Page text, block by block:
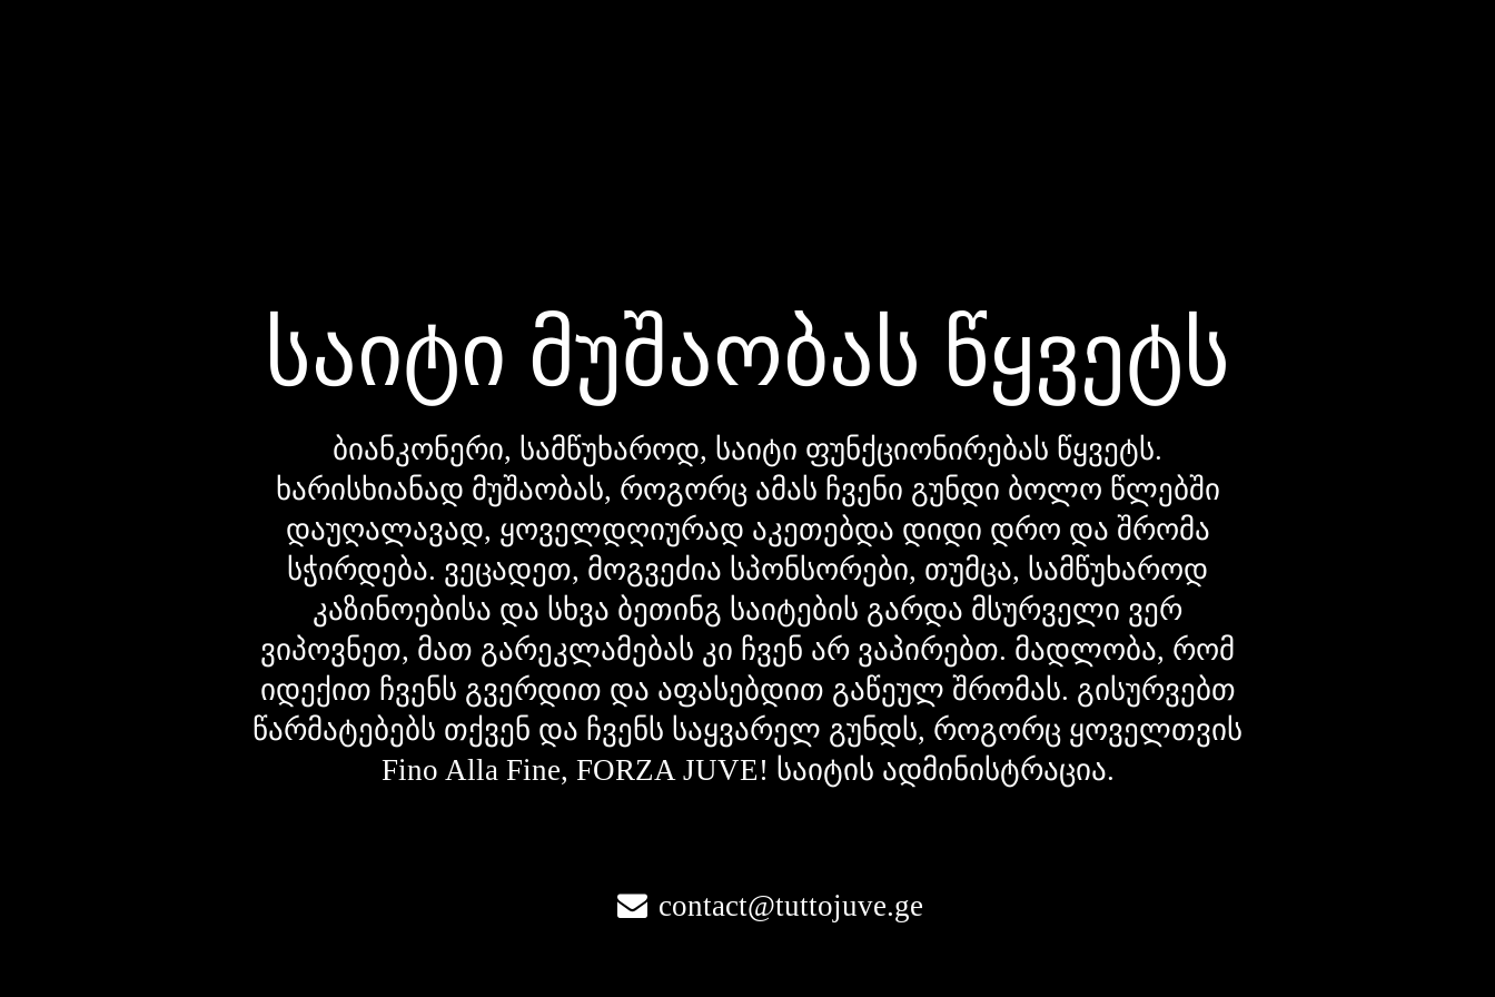
საიტი მუშაობას წყვეტს
ბიანკონერი, სამწუხაროდ, საიტი ფუნქციონირებას წყვეტს.
ხარისხიანად მუშაობას, როგორც ამას ჩვენი გუნდი ბოლო წლებში
დაუღალავად, ყოველდღიურად აკეთებდა დიდი დრო და შრომა
სჭირდება. ვეცადეთ, მოგვეძია სპონსორები, თუმცა, სამწუხაროდ
კაზინოებისა და სხვა ბეთინგ საიტების გარდა მსურველი ვერ
ვიპოვნეთ, მათ გარეკლამებას კი ჩვენ არ ვაპირებთ. მადლობა, რომ
იდექით ჩვენს გვერდით და აფასებდით გაწეულ შრომას. გისურვებთ
წარმატებებს თქვენ და ჩვენს საყვარელ გუნდს, როგორც ყოველთვის
Fino Alla Fine, FORZA JUVE! საიტის ადმინისტრაცია.
contact@tuttojuve.ge